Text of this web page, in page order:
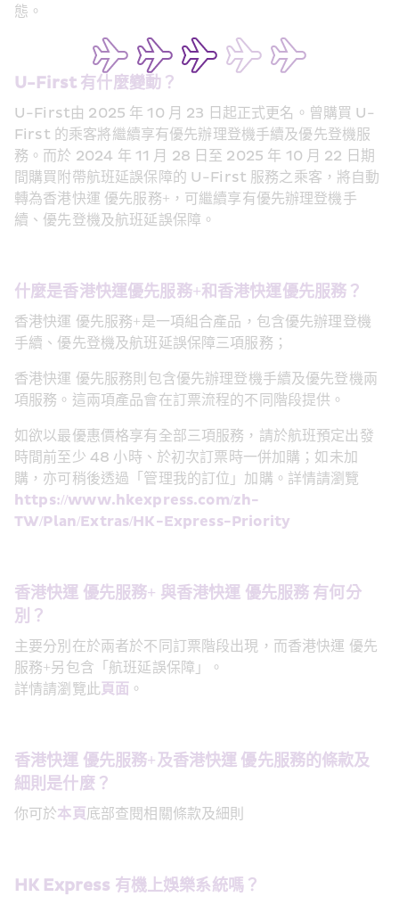
態。
U-First 有什麼變動？
U-First由 2025 年 10 月 23 日起正式更名。曾購買 U-
First 的乘客將繼續享有優先辦理登機手續及優先登機服
務。而於 2024 年 11 月 28 日至 2025 年 10 月 22 日期
間購買附帶航班延誤保障的 U-First 服務之乘客，將自動
轉為香港快運 優先服務+，可繼續享有優先辦理登機手
續、優先登機及航班延誤保障。
什麼是香港快運優先服務+和香港快運優先服務？
香港快運 優先服務+是一項組合產品，包含優先辦理登機
手續、優先登機及航班延誤保障三項服務；
香港快運 優先服務則包含優先辦理登機手續及優先登機兩
項服務。這兩項產品會在訂票流程的不同階段提供。
如欲以最優惠價格享有全部三項服務，請於航班預定出發
時間前至少 48 小時、於初次訂票時一併加購；如未加
https://www.hkexpress.com/zh-
TW/Plan/Extras/HK-Express-Priority
香港快運 優先服務+ 與香港快運 優先服務 有何分
別？
主要分別在於兩者於不同訂票階段出現，而香港快運 優先
服務+另包含「航班延誤保障」。
詳情請瀏覽此頁面 。
香港快運 優先服務+及香港快運 優先服務的條款及
細則是什麼？
你可於本頁底部查閱相關條款及細則
HK Express 有機上娛樂系統嗎？